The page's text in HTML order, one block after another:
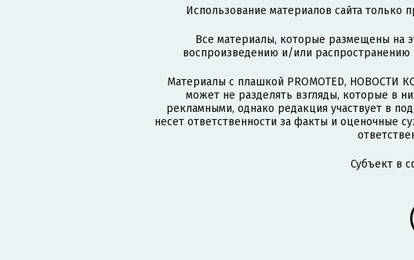
Использование материалов сайта только
Все материалы, которые размещены на
воспроизведению и/или
Материалы с плашкой PROMOTED, НОВОСТИ
может не разделять взгляды, которые в
рекламными, однако редакция участвует в
несет ответственности за факты и оценочные
Субъект в